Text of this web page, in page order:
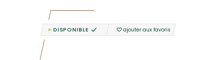
DISPONIBLE ajouter aux favoris